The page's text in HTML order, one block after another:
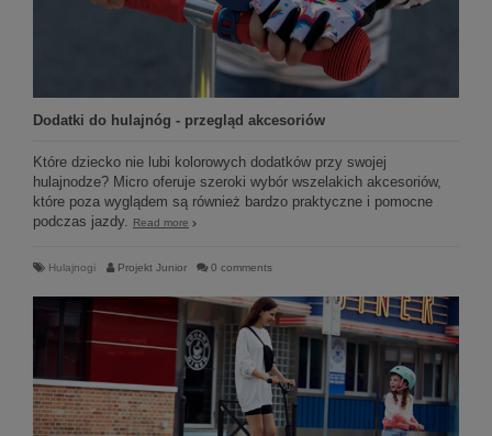
Dodatki do hulajnóg - przegląd akcesoriów
Które dziecko nie lubi kolorowych dodatków przy swojej
hulajnodze? Micro oferuje szeroki wybór wszelakich akcesoriów,
które poza wyglądem są również bardzo praktyczne i pomocne
podczas jazdy. Read more
Hulajnogi Projekt Junior 0 comments